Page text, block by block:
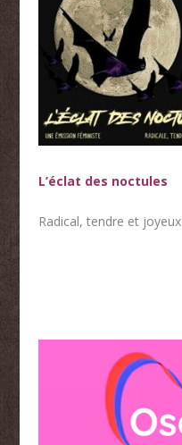
L’éclat des noctules
Radical, tendre et joyeux